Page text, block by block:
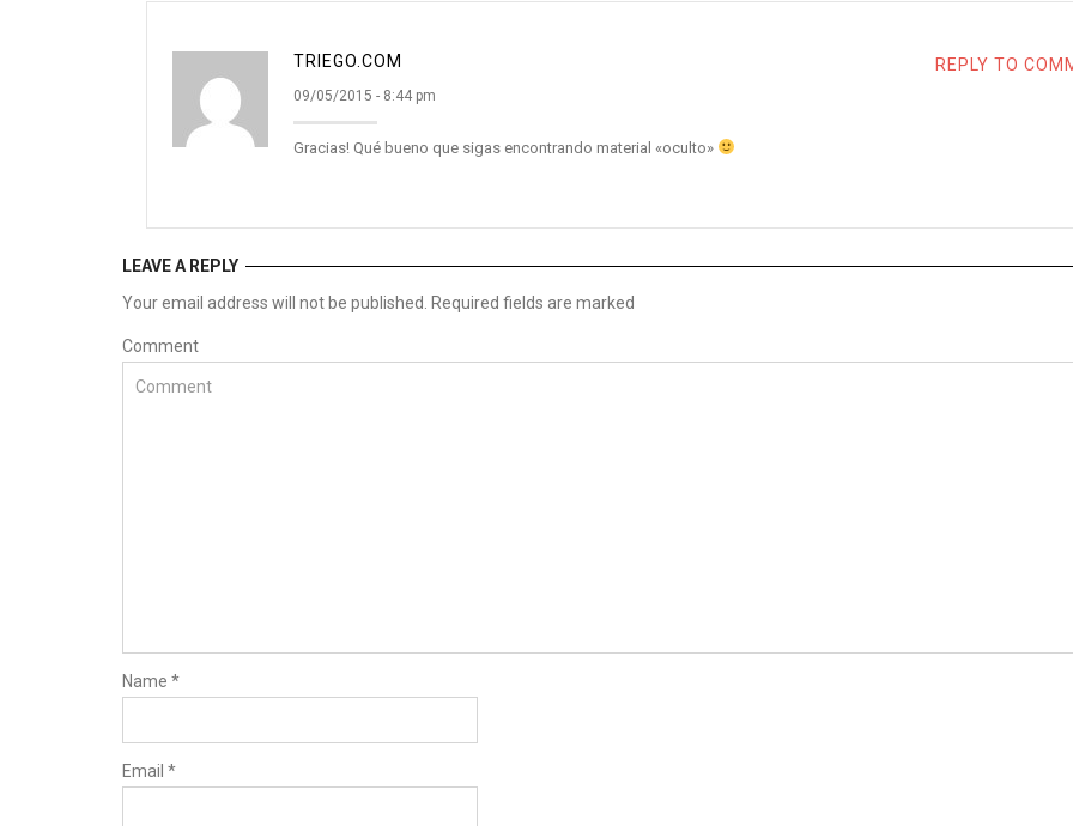
TRIEGO.COM
09/05/2015 - 8:44 pm
Gracias! Qué bueno que sigas encontrando material «oculto»
REPLY TO
LEAVE A REPLY
Your email address will not be published. Required fields are marked
Comment
Name *
Email *